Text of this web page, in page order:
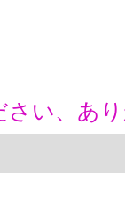
い、あ